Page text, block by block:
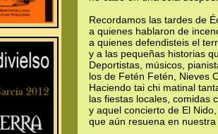
Recordamos las tardes de
a quienes hablaron de
a quienes defendisteis el
y a las pequeñas historias
Deportistas, músicos,
los de Fetén Fetén, Nieves
Haciendo tai chi matinal
las fiestas locales, comidas
y aquel concierto de El
que aún resuena en